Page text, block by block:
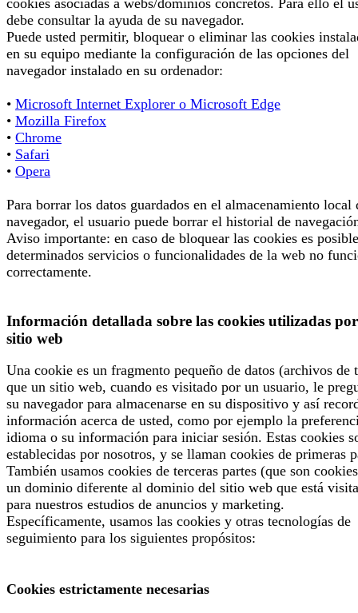
debe consultar la ayuda de su navegador.
Puede usted permitir, bloquear o eliminar las cookies
en su equipo mediante la configuración de las opciones del
navegador instalado en su ordenador:
• Microsoft Internet Explorer o Microsoft Edge
• Mozilla Firefox
• Chrome
• Safari
• Opera
Para borrar los datos guardados en el almacenamiento local
navegador, el usuario puede borrar el historial de
Aviso importante: en caso de bloquear las cookies es
determinados servicios o funcionalidades de la web no
correctamente.
Información detallada sobre las cookies utilizadas por
sitio web
Una cookie es un fragmento pequeño de datos (archivos de
que un sitio web, cuando es visitado por un usuario, le
su navegador para almacenarse en su dispositivo y así
información acerca de usted, como por ejemplo la
idioma o su información para iniciar sesión. Estas cookies
establecidas por nosotros, y se llaman cookies de primeras
También usamos cookies de terceras partes (que son
un dominio diferente al dominio del sitio web que está
para nuestros estudios de anuncios y marketing.
Específicamente, usamos las cookies y otras tecnologías de
seguimiento para los siguientes propósitos:
Cookies estrictamente necesarias